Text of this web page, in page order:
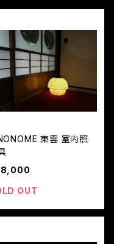
東雲 室内照
OUT